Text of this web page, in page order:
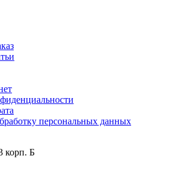
персональных данных
корп. Б